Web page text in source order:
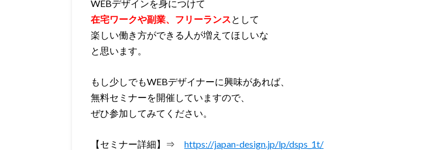
WEBデザインを身につけて
在宅ワークや副業、フリーランスとして
楽しい働き方ができる人が増えてほしいな
と思います。
もし少しでもWEBデザイナーに興味があれば、
無料セミナーを開催していますので、
ぜひ参加してみてください。
【セミナー詳細】⇒ https://japan-design.jp/lp/dsps_1t/